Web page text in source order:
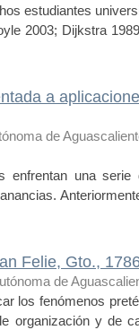
estudiantes
2003; Dijkstra
a
de
enfrentan una
Felie, Gto.,
de
los fenómenos
organización y de